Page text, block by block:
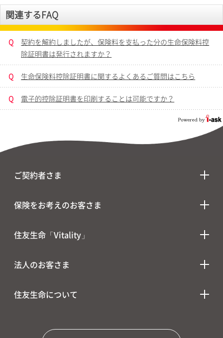
関連するFAQ
Q
契約を解約しましたが、保険料を支払った分の生命保険料控
除証明書は発行されますか？
Q 生命保険料控除証明書に関するよくあるご質問はこちら
Q 電子的控除証明書を印刷することは可能ですか？
ご契約者さま
保険をお考えのお客さま
住友生命「Vitality」
法人のお客さま
住友生命について